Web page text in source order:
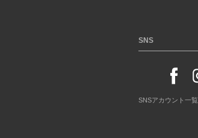
SNS
SNSアカウント一覧